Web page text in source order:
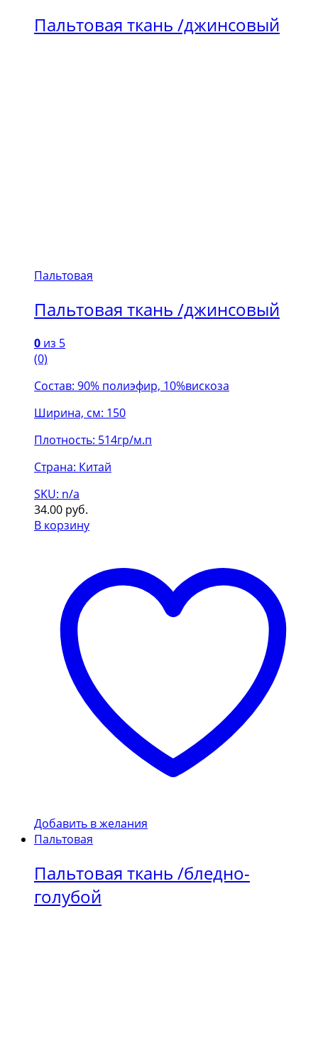
Пальтовая ткань /джинсовый
Пальтовая
Пальтовая ткань /джинсовый
0 из 5
(0)
Состав: 90% полиэфир, 10%вискоза
Ширина, см: 150
Плотность: 514гр/м.п
Страна: Китай
SKU: n/a
34.00 руб.
В корзину
Добавить в желания
Пальтовая
Пальтовая ткань /бледно-
голубой